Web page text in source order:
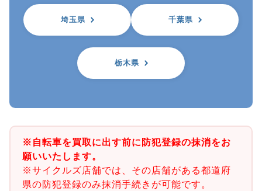
埼玉県 千葉県
栃木県
※自転車を買取に出す前に防犯登録の抹消をお
願いいたします。
※サイクルズ店舗では、その店舗がある都道府
県の防犯登録のみ抹消手続きが可能です。